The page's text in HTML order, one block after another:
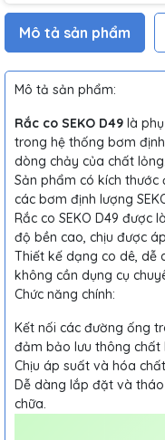
Mô tả sản phẩm
Mô tả sản phẩm:
Rắc co SEKO D49 là
trong hệ thống bơm
dòng chảy của chất lỏng.
Sản phẩm có kích
các bơm định lượng
Rắc co SEKO D49 được
độ bền cao, chịu được
Thiết kế dạng co dê,
không cần dụng cụ
Chức năng chính:
Kết nối các đường ống
đảm bảo lưu thông chất
Chịu áp suất và hóa
Dễ dàng lắp đặt và
chữa.